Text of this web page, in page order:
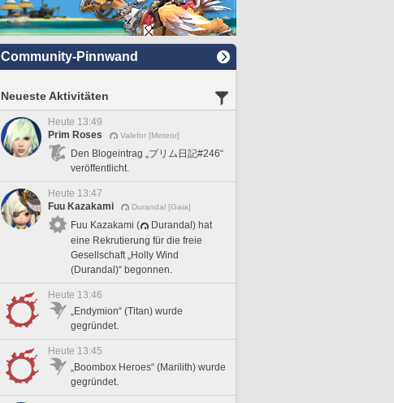
Community-Pinnwand
Neueste Aktivitäten
Heute 13:49
Prim Roses
Valefor [Meteor]
Den Blogeintrag „プリム日記#246“
veröffentlicht.
Heute 13:47
Fuu Kazakami
Durandal [Gaia]
Fuu Kazakami (
Durandal) hat
eine Rekrutierung für die freie
Gesellschaft „Holly Wind
(Durandal)“ begonnen.
Heute 13:46
„Endymion“ (Titan) wurde
gegründet.
Heute 13:45
„Boombox Heroes“ (Marilith) wurde
gegründet.